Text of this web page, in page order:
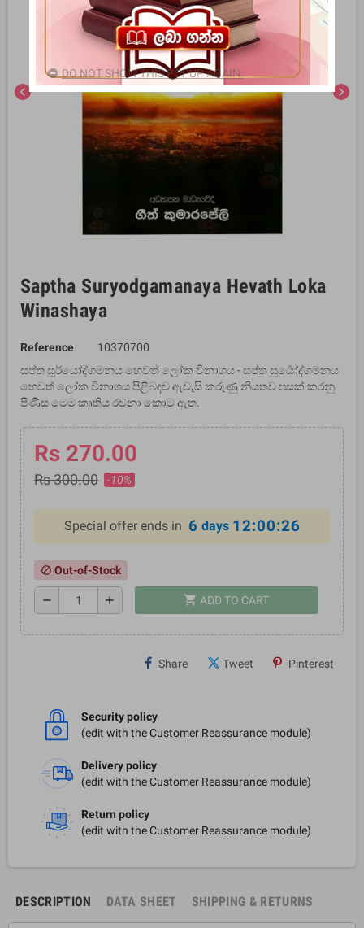
chevron_left chevron_right
Saptha Suryodgamanaya Hevath Loka
Winashaya
Reference
10370700
සප්ත සූර්යෝද්ගමනය හෙවත් ලෝක විනාශය - සප්ත සූර්‍යෝද්ගමනය
හෙවත් ලෝක විනාශය පිළිබඳව ඇවැසි කරුණු නියතව පසක් කරනු
පිණිස මෙම කෘතිය රචනා කොට ඇත.
Rs 270.00
Rs 300.00 -10%
Special offer ends in 6 days 12:00:26
block Out-of-Stock
remove add shopping_cart ADD TO CART
Share Tweet Pinterest
Security policy
(edit with the Customer Reassurance module)
Delivery policy
(edit with the Customer Reassurance module)
Return policy
(edit with the Customer Reassurance module)
DESCRIPTION DATA SHEET SHIPPING & RETURNS
DO NOT SHOW THIS POPUP AGAIN.